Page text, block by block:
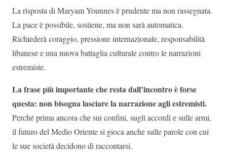
La risposta di Maryam Younnes è prudente ma non rassegnata.
La pace è possibile, sostiene, ma non sarà automatica.
Richiederà coraggio, pressione internazionale, responsabilità
libanese e una nuova battaglia culturale contro le narrazioni
estremiste.
La frase più importante che resta dall’incontro è forse
questa: non bisogna lasciare la narrazione agli estremisti.
Perché prima ancora che sui confini, sugli accordi e sulle armi,
il futuro del Medio Oriente si gioca anche sulle parole con cui
le sue società decidono di raccontarsi.